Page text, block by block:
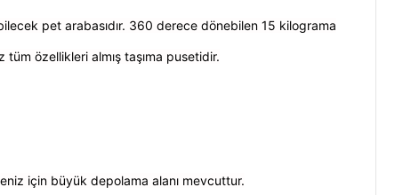
pet arabasıdır. 360 derece dönebilen 15 kilograma
özellikleri almış taşıma pusetidir.
için büyük depolama alanı mevcuttur.